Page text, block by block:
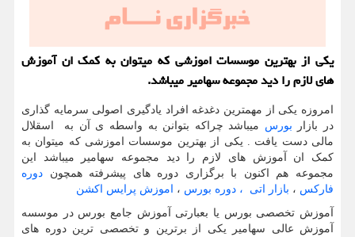
یكی از بهترین موسسات اموزشی كه میتوان به كمك ان آموزش
های لازم را دید مجموعه سهامیر میباشد.
امروزه یکی از مهمترین دغدغه افراد یادگیری اصولی سرمایه گذاری
در بازار بورس میباشد چراکه بتوانن به واسطه ی آن به اسقلال
مالی دست یافت . یکی از بهترین موسسات اموزشی که میتوان به
کمک ان آموزش های لازم را دید مجموعه سهامیر میباشد این
مجموعه هم اکنون با برگزاری دوره های پیشرفته همچون دوره
فارکس ، بازار اتی ، دوره بورس ، اموزش پرایس اکشن
آموزش تخصصی بورس یا بعبارتی آموزش جامع بورس در موسسه
آموزش عالی سهامیر یکی از برترین و تخصصی ترین دوره های